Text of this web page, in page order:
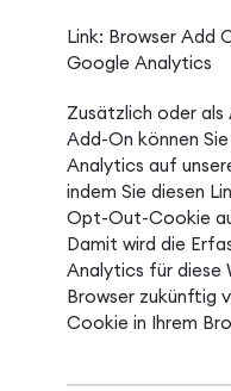
Link: Browser Add
Google Analytics
Zusätzlich oder
Add-On können
Analytics auf
indem Sie diesen
Opt-Out-Cookie
Damit wird die
Analytics für diese
Browser zukünftig
Cookie in Ihrem